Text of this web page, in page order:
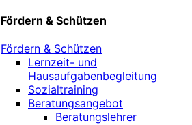
Fördern & Schützen
Fördern & Schützen
Lernzeit- und
Hausaufgabenbegleitung
Sozialtraining
Beratungsangebot
Beratungslehrer